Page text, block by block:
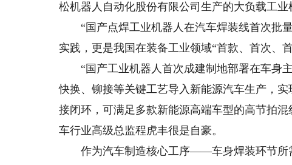
松机器人自动化股份有限公司生产的大负载工业
“国产点焊工业机器人在汽车焊装线首次批量
实践，更是我国在装备工业领域“首款、首次、
“国产工业机器人首次成建制地部署在车身主
快换、铆接等关键工艺导入新能源汽车生产，
接闭环，可满足多款新能源高端车型的高节拍
车行业高级总监程虎丰很是自豪。
作为汽车制造核心工序——车身焊装环节所